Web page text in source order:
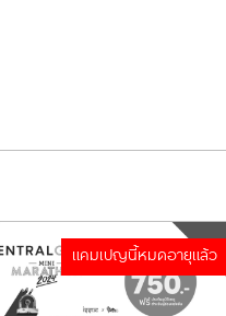
แคมเปญนี้หมดอายุแล้ว